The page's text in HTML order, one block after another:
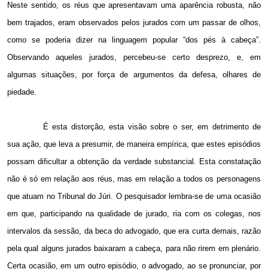
Neste sentido, os réus que apresentavam uma aparência robusta, não
bem trajados, eram observados pelos jurados com um passar de olhos,
como se poderia dizer na linguagem popular “dos pés à cabeça”.
Observando aqueles jurados, percebeu-se certo desprezo, e, em
algumas situações, por força de argumentos da defesa, olhares de
piedade.
É esta distorção, esta visão sobre o ser, em detrimento de
sua ação, que leva a presumir, de maneira empírica, que estes episódios
possam dificultar a obtenção da verdade substancial. Esta constatação
não é só em relação aos réus, mas em relação a todos os personagens
que atuam no Tribunal do Júri. O pesquisador lembra-se de uma ocasião
em que, participando na qualidade de jurado, ria com os colegas, nos
intervalos da sessão, da beca do advogado, que era curta demais, razão
pela qual alguns jurados baixaram a cabeça, para não rirem em plenário.
Certa ocasião, em um outro episódio, o advogado, ao se pronunciar, por